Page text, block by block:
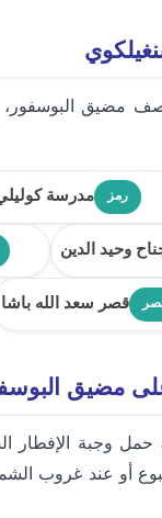
مضيق البوسفور،
رمز مدرسة كوليلي
وحيد الدين
قصر سعد الله باشا
مضيق
حمل وجبة الإفطار
أو عند غروب